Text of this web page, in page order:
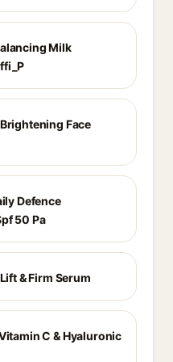
Milk
Face
Defence
50 Pa
& Firm Serum
C & Hyaluronic